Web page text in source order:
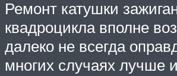
Ремонт катушки
квадроцикла вполне
далеко не всегда
многих случаях лучше